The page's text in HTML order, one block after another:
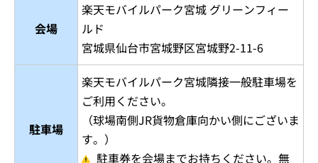
会場
楽天モバイルパーク宮城 グリーンフィー
ルド
宮城県仙台市宮城野区宮城野2-11-6
駐車場
楽天モバイルパーク宮城隣接一般駐車場を
ご利用ください。
（球場南側JR貨物倉庫向かい側にございま
す。）
駐車券を会場までお持ちください。無